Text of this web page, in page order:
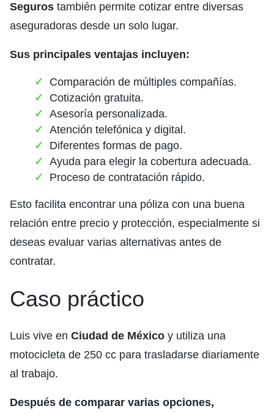
Seguros también permite cotizar entre diversas
aseguradoras desde un solo lugar.
Sus principales ventajas incluyen:
Comparación de múltiples compañías.
Cotización gratuita.
Asesoría personalizada.
Atención telefónica y digital.
Diferentes formas de pago.
Ayuda para elegir la cobertura adecuada.
Proceso de contratación rápido.
Esto facilita encontrar una póliza con una buena
relación entre precio y protección, especialmente si
deseas evaluar varias alternativas antes de
contratar.
Caso práctico
Luis vive en Ciudad de México y utiliza una
motocicleta de 250 cc para trasladarse diariamente
al trabajo.
Después de comparar varias opciones,